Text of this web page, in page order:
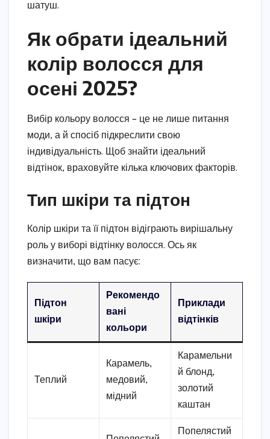
шатуш.
Як обрати ідеальний
колір волосся для
осені 2025?
Вибір кольору волосся – це не лише питання
моди, а й спосіб підкреслити свою
індивідуальність. Щоб знайти ідеальний
відтінок, враховуйте кілька ключових факторів.
Тип шкіри та підтон
Колір шкіри та її підтон відіграють вирішальну
роль у виборі відтінку волосся. Ось як
визначити, що вам пасує:
Підтон
шкіри
Рекомендо
вані
кольори
Приклади
відтінків
Теплий
Карамель,
медовий,
мідний
Карамельни
й блонд,
золотий
каштан
Попелястий